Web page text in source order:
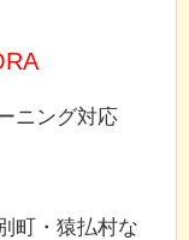
ニング対応
町・猿払村な